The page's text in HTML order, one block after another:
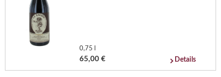
0,75 l
65,00 € Details